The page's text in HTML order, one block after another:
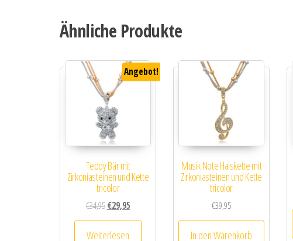
Ähnliche Produkte
Angebot!
Teddy Bär mit
Zirkoniasteinen und Kette
tricolor
€34,95 Ursprünglicher Preis war: €34,95
€29,95Aktueller Preis ist: €29,95.
Weiterlesen
Musik Note Halskette mit
Zirkoniasteinen und Kette
tricolor
€39,95
In den Warenkorb